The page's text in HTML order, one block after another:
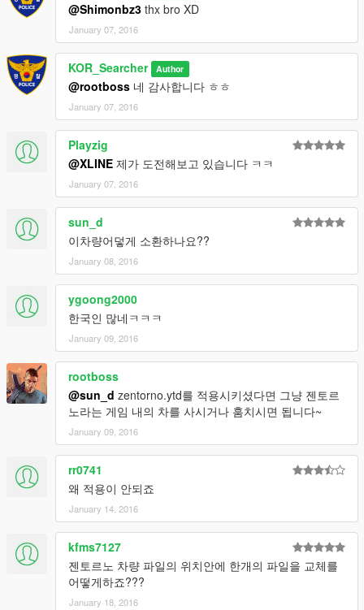
@Shimonbz3 thx bro XD
January 07, 2016
KOR_Searcher Author
@rootboss 네 감사합니다 ㅎㅎ
January 07, 2016
Playzig
@XLINE 제가 도전해보고 있습니다 ㅋㅋ
January 07, 2016
sun_d
이차량어덯게 소환하나요??
January 08, 2016
ygoong2000
한국인 많네ㅋㅋㅋ
January 09, 2016
rootboss
@sun_d zentorno.ytd를 적용시키셨다면 그냥 젠토르
노라는 게임 내의 차를 사시거나 훔치시면 됩니다~
January 09, 2016
rr0741
왜 적용이 안되죠
January 14, 2016
kfms7127
젠토르노 차량 파일의 위치안에 한개의 파일을 교체를
어떻게하죠???
January 18, 2016